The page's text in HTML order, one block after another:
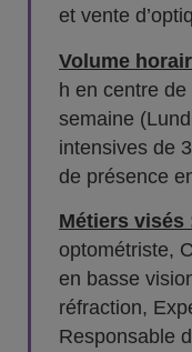
et vente
Volume
h en centre
semaine
intensives de
de présence
Métiers visés
optométriste,
en basse
réfraction,
Responsable